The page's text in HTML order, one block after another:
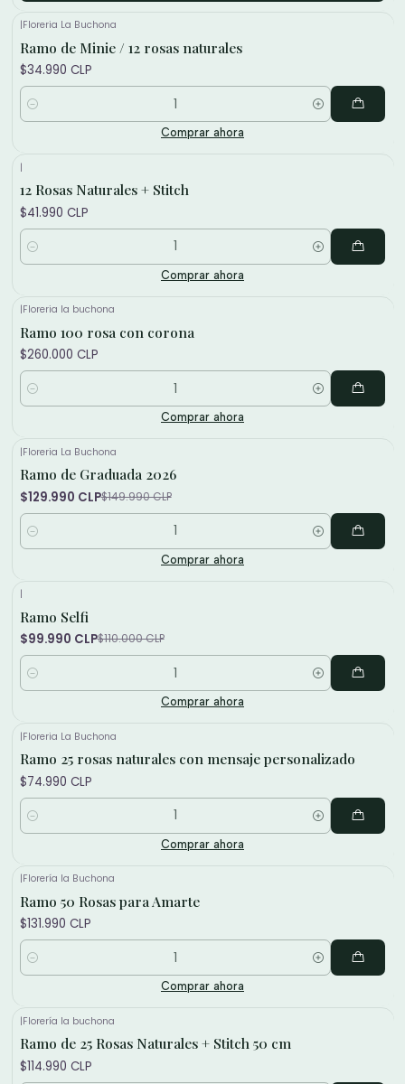
|Floreria La Buchona
Ramo de Minie / 12 rosas naturales
$34.990 CLP
Cantidad
Comprar ahora
|
12 Rosas Naturales + Stitch
$41.990 CLP
Cantidad
Comprar ahora
|Floreria la buchona
Ramo 100 rosa con corona
$260.000 CLP
Cantidad
Comprar ahora
-13%
|Floreria La Buchona
Ramo de Graduada 2026
$129.990 CLP$149.990 CLP
Cantidad
Comprar ahora
-9%
|
Ramo Selfi
$99.990 CLP$110.000 CLP
Cantidad
Comprar ahora
|Floreria La Buchona
Ramo 25 rosas naturales con mensaje personalizado
$74.990 CLP
Cantidad
Comprar ahora
|Florería la Buchona
Ramo 50 Rosas para Amarte
$131.990 CLP
Cantidad
Comprar ahora
|Florería la buchona
Ramo de 25 Rosas Naturales + Stitch 50 cm
$114.990 CLP